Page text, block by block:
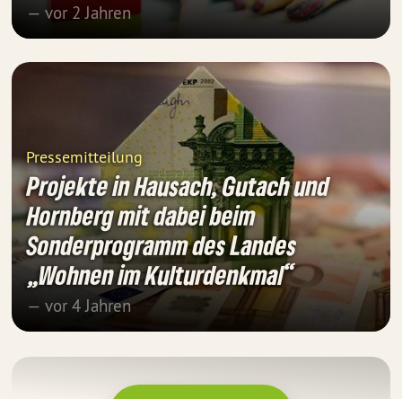
— vor 2 Jahren
Pressemitteilung
Projekte in Hausach, Gutach und
Hornberg mit dabei beim
Sonderprogramm des Landes
„Wohnen im Kulturdenkmal“
— vor 4 Jahren